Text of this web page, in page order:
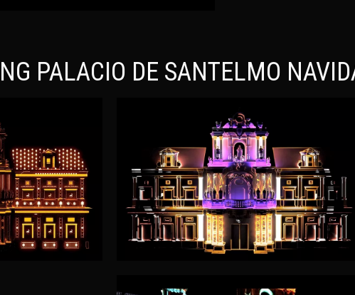
PALACIO DE SANTELMO